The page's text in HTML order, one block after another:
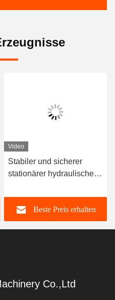
Video
Stabiler und sicherer
stationärer hydraulischer
Ladungslager
Scherelifttisch
Beste Preis erhalten
Co.,Ltd